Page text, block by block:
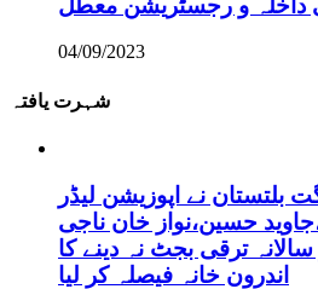
04/09/2023
شہرت یافتہ
بلتستان نے اپوزیشن لیڈر
حسین،نواز خان ناجی
ترقی بجٹ نہ دینے کا
اندرون خانہ فیصلہ کر لیا